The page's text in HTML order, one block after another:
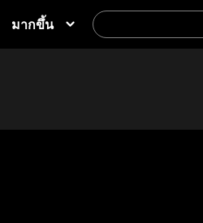
มากขึ้น